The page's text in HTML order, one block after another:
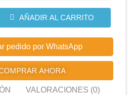
AÑADIR AL CARRITO
pedido por WhatsApp
AHORA
VALORACIONES (0)